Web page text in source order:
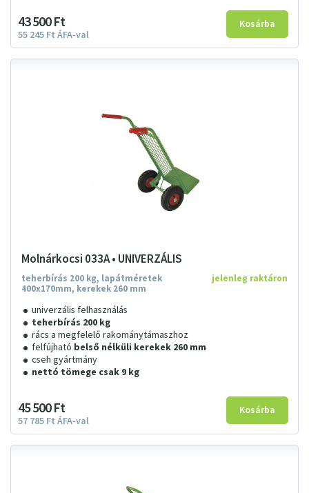
43500Ft
55 245 Ft ÁFA-val
Molnárkocsi 033A • UNIVERZÁLIS
teherbírás 200 kg, lapátméretek
400x170mm, kerekek 260 mm
univerzális felhasználás
teherbírás 200 kg
rács a megfelelő rakománytámaszhoz
felfújható belső nélküli kerekek 260 mm
cseh gyártmány
nettó tömege csak 9 kg
jelenleg raktáron
45500Ft
57 785 Ft ÁFA-val